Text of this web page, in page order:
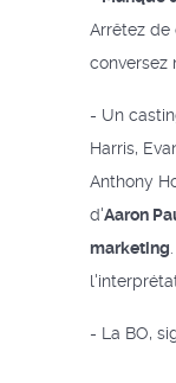
Arrêtez de
conversez
- Un
Harris,
Anthony
d'Aaron
marketing
- La BO,